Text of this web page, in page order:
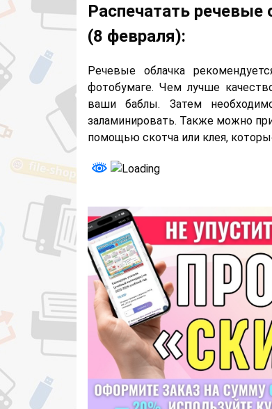
Распечатать речевые
(8 февраля):
Речевые облачка
фотобумаге. Чем лучше
ваши баблы. Затем
заламинировать. Также можно
помощью скотча или клея,